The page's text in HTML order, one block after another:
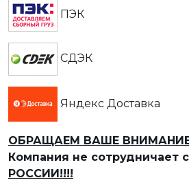
ПЭК
СДЭК
Яндекс Доставка
ОБРАЩАЕМ ВАШЕ
Компания не сотрудничает с
РОССИИ!!!!